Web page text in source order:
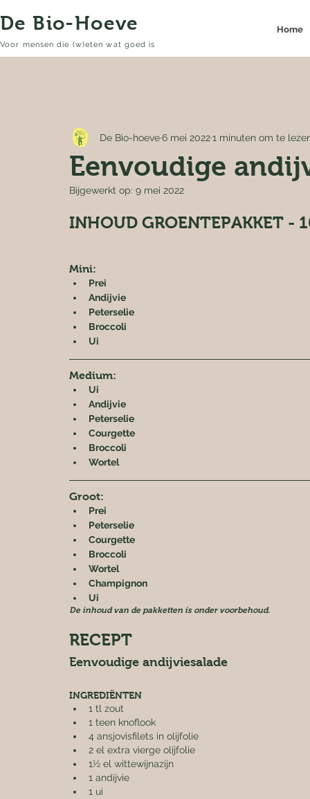
Eenvoudige
De Bio-hoeve6 mei 20221 minuten om te
Bijgewerkt op: 9 mei 2022
INHOUD GROENTEPAKKET -
Mini:
Prei
Andijvie
Peterselie
Broccoli
Ui
Medium:
Ui
Andijvie
Peterselie
Courgette
Broccoli
Wortel
Groot:
Prei
Peterselie
Courgette
Broccoli
Wortel
Champignon
Ui
De inhoud van de pakketten is onder voorbehoud.
RECEPT
Eenvoudige andijviesalade
INGREDIËNTEN
1 tl zout
1 teen knoflook
4 ansjovisfilets in olijfolie
2 el extra vierge olijfolie
1½ el wittewijnazijn
1 andijvie
1 ui
De Bio-Hoeve
Voor mensen die (w)eten wat goed is
Home